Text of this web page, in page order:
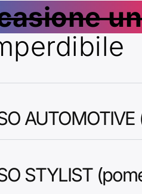
AUTOMOTIVE
STYLIST